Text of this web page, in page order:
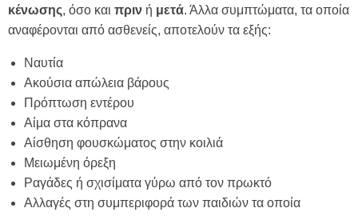
κένωσης, όσο και πριν ή μετά. Άλλα συμπτώματα, τα οποία
αναφέρονται από ασθενείς, αποτελούν τα εξής:
Ναυτία
Ακούσια απώλεια βάρους
Πρόπτωση εντέρου
Αίμα στα κόπρανα
Αίσθηση φουσκώματος στην κοιλιά
Μειωμένη όρεξη
Ραγάδες ή σχισίματα γύρω από τον πρωκτό
Αλλαγές στη συμπεριφορά των παιδιών τα οποία